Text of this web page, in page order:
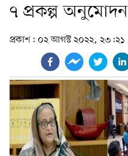
৭ প্রকল্প অনুমোদন
প্রকাশ: ০২ আগস্ট ২০২২, ২৩:২১